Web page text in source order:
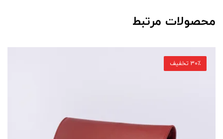
محصولات مرتبط
30٪ تخفیف